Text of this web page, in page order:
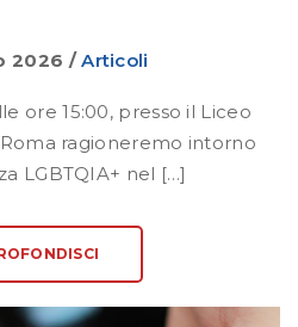
2026 / Articoli
ore 15:00, presso il Liceo
ragioneremo intorno
LGBTQIA+ nel […]